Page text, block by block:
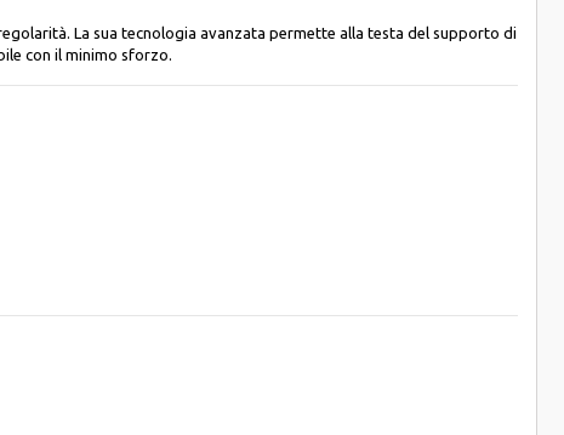
La sua tecnologia avanzata permette alla testa del supporto di
con il minimo sforzo.